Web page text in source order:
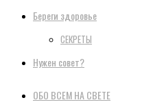
Береги здоровье
СЕКРЕТЫ
Нужен совет?
ОБО ВСЕМ НА СВЕТЕ